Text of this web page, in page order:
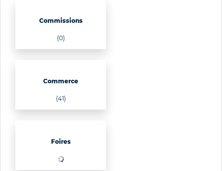
Commissions
(0)
Commerce
(41)
Foires